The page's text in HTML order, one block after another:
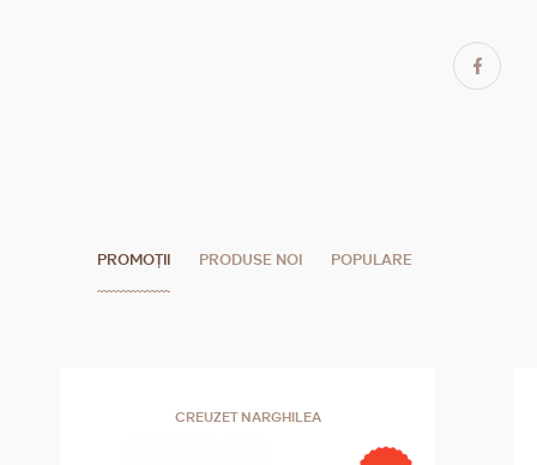
PROMOȚII PRODUSE NOI POPULARE
CREUZET NARGHILEA